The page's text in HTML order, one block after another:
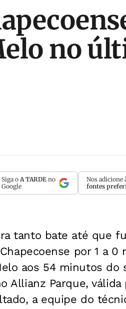
no
Siga o A TARDE no
Google
Nos adicione
fontes
tanto bate até que
por 1 a 0
aos 54 minutos do
Parque, válida
a equipe do